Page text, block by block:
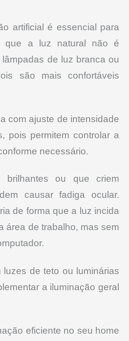
artificial é essencial para
que a luz natural não é
de luz branca ou
são mais confortáveis
com ajuste de intensidade
pois permitem controlar a
necessário.
brilhantes ou que criem
causar fadiga ocular.
de forma que a luz incida
área de trabalho, mas sem
luzes de teto ou luminárias
a iluminação geral
eficiente no seu home